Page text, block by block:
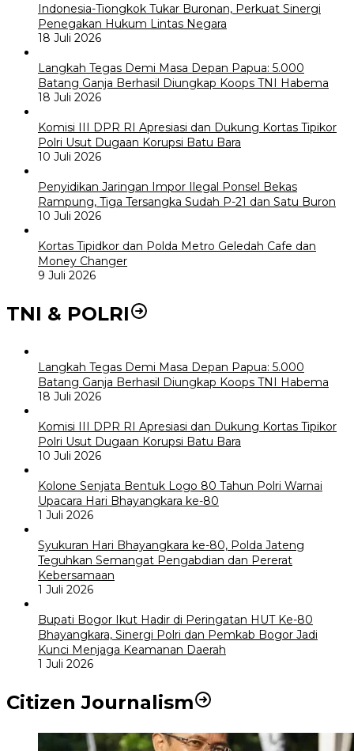
Indonesia-Tiongkok Tukar Buronan, Perkuat Sinergi
Penegakan Hukum Lintas Negara
18 Juli 2026
Langkah Tegas Demi Masa Depan Papua: 5.000
Batang Ganja Berhasil Diungkap Koops TNI Habema
18 Juli 2026
Komisi III DPR RI Apresiasi dan Dukung Kortas Tipikor
Polri Usut Dugaan Korupsi Batu Bara
10 Juli 2026
Penyidikan Jaringan Impor Ilegal Ponsel Bekas
Rampung, Tiga Tersangka Sudah P-21 dan Satu Buron
10 Juli 2026
Kortas Tipidkor dan Polda Metro Geledah Cafe dan
Money Changer
9 Juli 2026
TNI & POLRI
Langkah Tegas Demi Masa Depan Papua: 5.000
Batang Ganja Berhasil Diungkap Koops TNI Habema
18 Juli 2026
Komisi III DPR RI Apresiasi dan Dukung Kortas Tipikor
Polri Usut Dugaan Korupsi Batu Bara
10 Juli 2026
Kolone Senjata Bentuk Logo 80 Tahun Polri Warnai
Upacara Hari Bhayangkara ke-80
1 Juli 2026
Syukuran Hari Bhayangkara ke-80, Polda Jateng
Teguhkan Semangat Pengabdian dan Pererat
Kebersamaan
1 Juli 2026
Bupati Bogor Ikut Hadir di Peringatan HUT Ke-80
Bhayangkara, Sinergi Polri dan Pemkab Bogor Jadi
Kunci Menjaga Keamanan Daerah
1 Juli 2026
Citizen Journalism